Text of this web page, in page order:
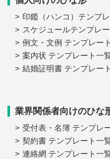
印鑑（ハンコ）テンプ
スケジュールテンプレ
例文・文例 テンプレー
案内状 テンプレート一
結婚証明書 テンプレー
業界関係者向けのひな
受付表・名簿 テンプレ
契約書 テンプレート一
連絡網 テンプレート一